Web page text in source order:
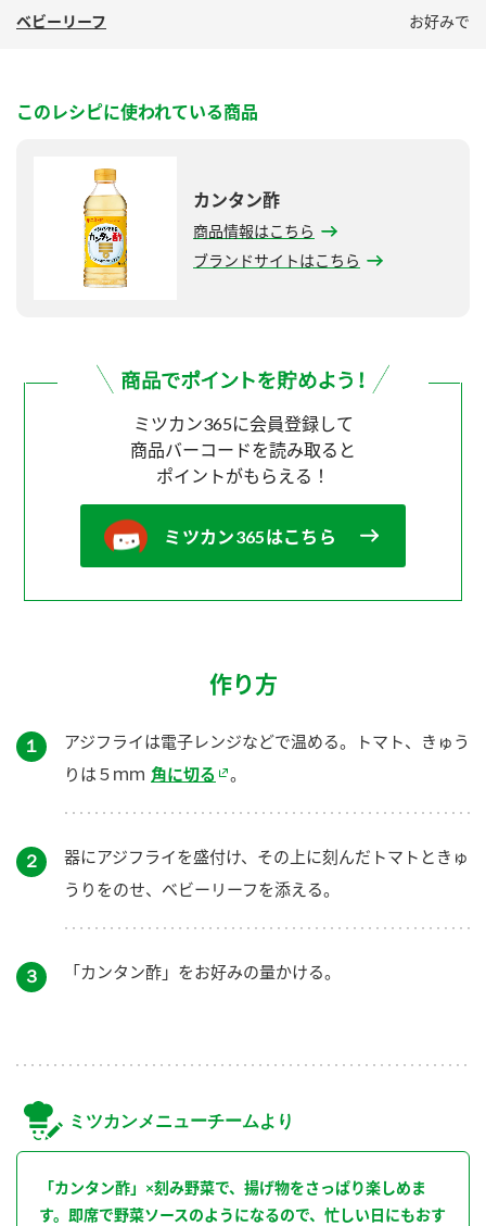
ベビーリーフ お好みで
このレシピに使われている商品
カンタン酢
商品情報はこちら
ブランドサイトはこちら
ミツカン365に会員登録して
商品バーコードを読み取ると
ポイントがもらえる！
ミツカン365はこちら
作り方
１
アジフライは電子レンジなどで温める。トマト、きゅう
りは５ｍｍ 角に切る 。
２
器にアジフライを盛付け、その上に刻んだトマトときゅ
うりをのせ、ベビーリーフを添える。
３ 「カンタン酢」をお好みの量かける。
ミツカンメニューチームより
「カンタン酢」×刻み野菜で、揚げ物をさっぱり楽しめま
す。即席で野菜ソースのようになるので、忙しい日にもおす